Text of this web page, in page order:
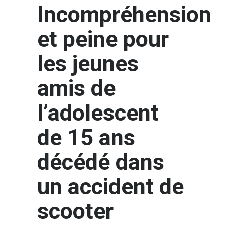
Incompréhension
et peine pour
les jeunes
amis de
l’adolescent
de 15 ans
décédé dans
un accident de
scooter